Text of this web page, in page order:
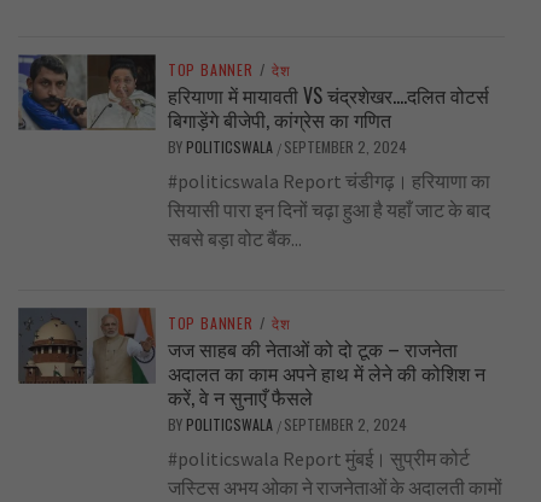
TOP BANNER / देश
हरियाणा में मायावती VS चंद्रशेखर….दलित वोटर्स
बिगाड़ेंगे बीजेपी, कांग्रेस का गणित
BY POLITICSWALA / SEPTEMBER 2, 2024
#politicswala Report चंडीगढ़। हरियाणा का
सियासी पारा इन दिनों चढ़ा हुआ है यहाँ जाट के बाद
सबसे बड़ा वोट बैंक...
TOP BANNER / देश
जज साहब की नेताओं को दो टूक – राजनेता
अदालत का काम अपने हाथ में लेने की कोशिश न
करें, वे न सुनाएँ फैसले
BY POLITICSWALA / SEPTEMBER 2, 2024
#politicswala Report मुंबई। सुप्रीम कोर्ट
जस्टिस अभय ओका ने राजनेताओं के अदालती कामों